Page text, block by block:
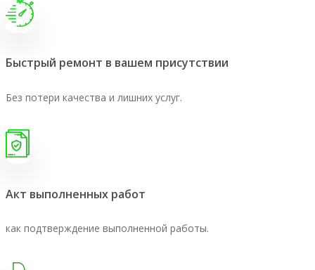
Быстрый ремонт в вашем присутствии
Без потери качества и лишних услуг.
Акт выполненных работ
как подтверждение выполненной работы.